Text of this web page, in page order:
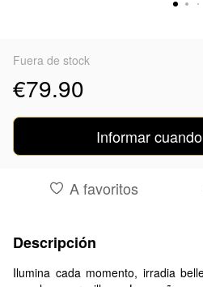
Fuera de stock
€79.90
Informar
A favoritos
Descripción
Ilumina cada momento, irradia